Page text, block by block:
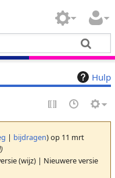
Hulp
| bijdragen)op 11 mrt
(wijz) | Nieuwere versie